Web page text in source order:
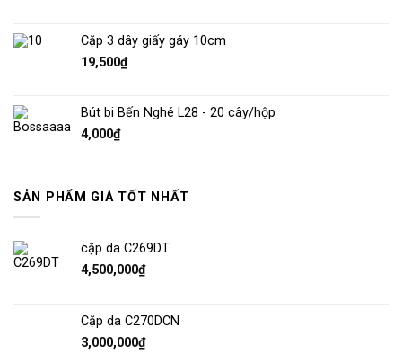
Cặp 3 dây giấy gáy 10cm
19,500₫
Bút bi Bến Nghé L28 - 20 cây/hộp
4,000₫
SẢN PHẨM GIÁ TỐT NHẤT
cặp da C269DT
4,500,000₫
Cặp da C270DCN
3,000,000₫